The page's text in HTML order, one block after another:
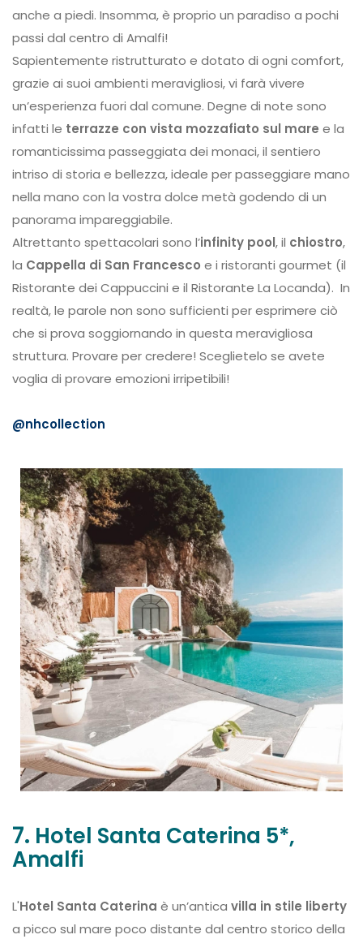
anche a piedi. Insomma, è proprio un paradiso a pochi
passi dal centro di Amalfi!
Sapientemente ristrutturato e dotato di ogni comfort,
grazie ai suoi ambienti meravigliosi, vi farà vivere
un’esperienza fuori dal comune. Degne di note sono
infatti le terrazze con vista mozzafiato sul mare e la
romanticissima passeggiata dei monaci, il sentiero
intriso di storia e bellezza, ideale per passeggiare mano
nella mano con la vostra dolce metà godendo di un
panorama impareggiabile.
Altrettanto spettacolari sono l’infinity pool, il chiostro,
la Cappella di San Francesco e i ristoranti gourmet (il
Ristorante dei Cappuccini e il Ristorante La Locanda). In
realtà, le parole non sono sufficienti per esprimere ciò
che si prova soggiornando in questa meravigliosa
struttura. Provare per credere! Sceglietelo se avete
voglia di provare emozioni irripetibili!
@nhcollection
7. Hotel Santa Caterina 5*,
Amalfi
L'Hotel Santa Caterina è un’antica villa in stile liberty
a picco sul mare poco distante dal centro storico della